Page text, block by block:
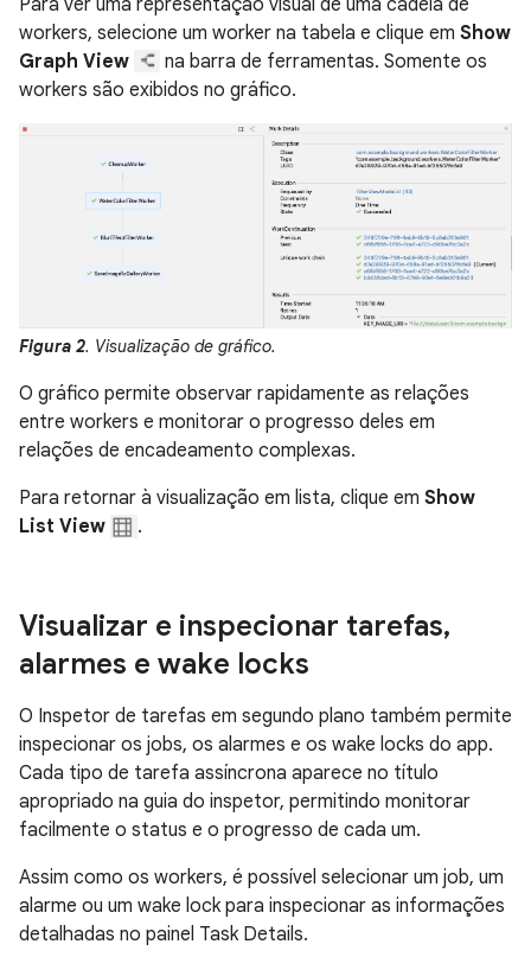
Para ver uma representação visual de uma cadeia de
workers, selecione um worker na tabela e clique em Show
Graph View
na barra de ferramentas. Somente os
workers são exibidos no gráfico.
Figura 2. Visualização de gráfico.
O gráfico permite observar rapidamente as relações
entre workers e monitorar o progresso deles em
relações de encadeamento complexas.
Para retornar à visualização em lista, clique em Show
List View
.
Visualizar e inspecionar tarefas,
alarmes e wake locks
O Inspetor de tarefas em segundo plano também permite
inspecionar os jobs, os alarmes e os wake locks do app.
Cada tipo de tarefa assíncrona aparece no título
apropriado na guia do inspetor, permitindo monitorar
facilmente o status e o progresso de cada um.
Assim como os workers, é possível selecionar um job, um
alarme ou um wake lock para inspecionar as informações
detalhadas no painel Task Details.